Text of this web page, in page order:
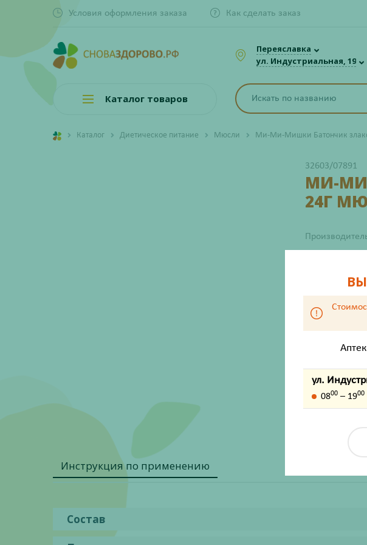
Условия оформления заказа Как сделать заказ
Переяславка
ул. Индустриальная, 19
Каталог товаров
Каталог Диетическое питание Мюсли Ми-Ми-Мишки Батончик
32603/07891
МИ-
24Г
Производитель
Инструкция по применению
Состав
ул.
0800 – 1900